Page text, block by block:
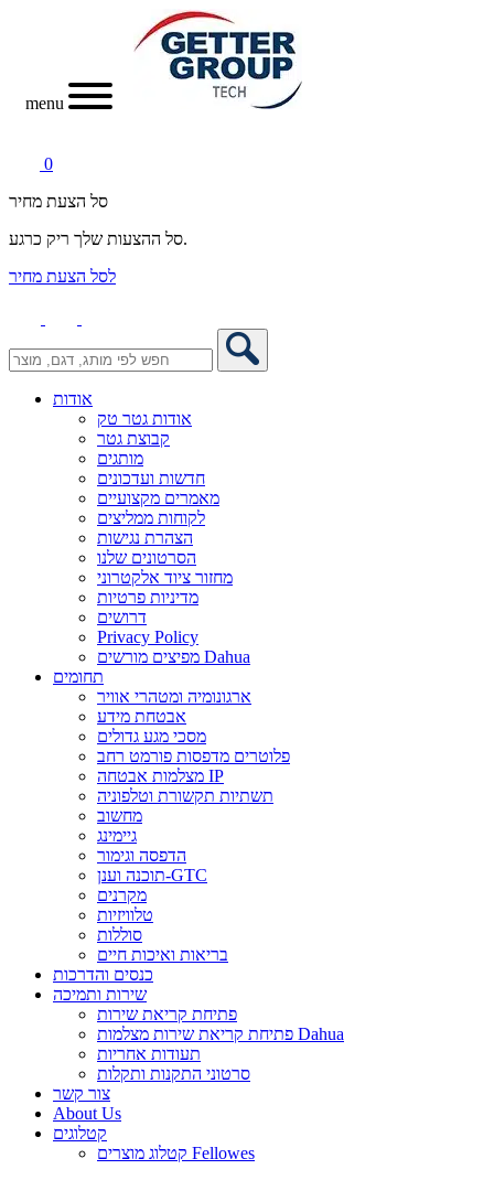
menu
0
סל הצעת מחיר
סל ההצעות שלך ריק כרגע.
לסל הצעת מחיר
אודות
אודות גטר טק
קבוצת גטר
מותגים
חדשות ועדכונים
מאמרים מקצועיים
לקוחות ממליצים
הצהרת נגישות
הסרטונים שלנו
מחזור ציוד אלקטרוני
מדיניות פרטיות
דרושים
Privacy Policy
מפיצים מורשים Dahua
תחומים
ארגונומיה ומטהרי אוויר
אבטחת מידע
מסכי מגע גדולים
פלוטרים מדפסות פורמט רחב
מצלמות אבטחה IP
תשתיות תקשורת וטלפוניה
מחשוב
גיימינג
הדפסה וגימור
תוכנה וענן-GTC
מקרנים
טלוויזיות
סוללות
בריאות ואיכות חיים
כנסים והדרכות
שירות ותמיכה
פתיחת קריאת שירות
פתיחת קריאת שירות מצלמות Dahua
תעודות אחריות
סרטוני התקנות ותקלות
צור קשר
About Us
קטלוגים
קטלוג מוצרים Fellowes